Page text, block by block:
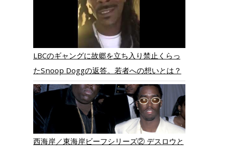
LBCのギャングに故郷を立ち入り禁止くらっ
たSnoop Doggの返答。若者への想いとは？
西海岸／東海岸ビーフシリーズ② デスロウと